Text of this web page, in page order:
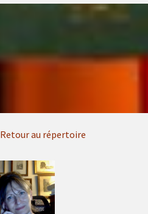
Retour au répertoire